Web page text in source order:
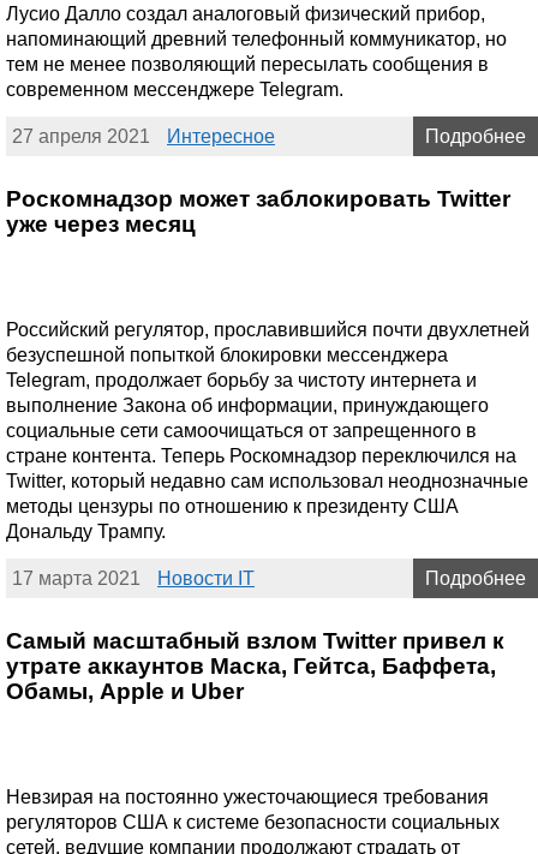
Лусио Далло создал аналоговый физический прибор,
напоминающий древний телефонный коммуникатор, но
тем не менее позволяющий пересылать сообщения в
современном мессенджере Telegram.
27 апреля 2021 Интересное Подробнее
Роскомнадзор может заблокировать Twitter
уже через месяц
Российский регулятор, прославившийся почти двухлетней
безуспешной попыткой блокировки мессенджера
Telegram, продолжает борьбу за чистоту интернета и
выполнение Закона об информации, принуждающего
социальные сети самоочищаться от запрещенного в
стране контента. Теперь Роскомнадзор переключился на
Twitter, который недавно сам использовал неоднозначные
методы цензуры по отношению к президенту США
Дональду Трампу.
17 марта 2021 Новости IT Подробнее
Самый масштабный взлом Twitter привел к
утрате аккаунтов Маска, Гейтса, Баффета,
Обамы, Apple и Uber
Невзирая на постоянно ужесточающиеся требования
регуляторов США к системе безопасности социальных
сетей, ведущие компании продолжают страдать от